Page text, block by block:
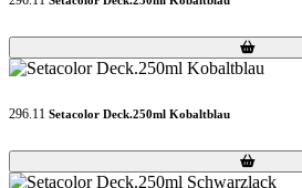
Loading...
Loading...
296.11 Setacolor Deck.250ml Kobaltblau
Loading...
Loading...